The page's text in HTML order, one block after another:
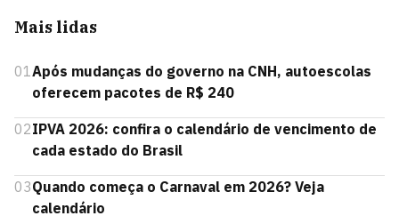
Mais lidas
01Após mudanças do governo na CNH, autoescolas
oferecem pacotes de R$ 240
02IPVA 2026: confira o calendário de vencimento de
cada estado do Brasil
03Quando começa o Carnaval em 2026? Veja
calendário